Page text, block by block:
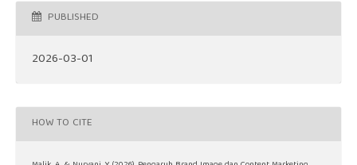
PUBLISHED
2026-03-01
HOW TO CITE